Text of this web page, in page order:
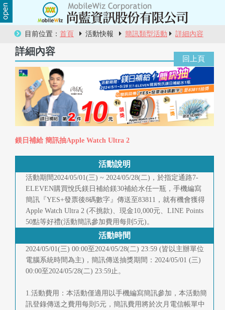
目前位置： 首頁 活動快報 簡訊類型活動 詳細內容
詳細內容
鎂日補給 簡訊抽Apple Watch Ultra 2
活動說明
活動期間2024/05/01(三) ~ 2024/05/28(二)，於指定通路7-
ELEVEN購買悅氏鎂日補給鎂30補給水任一瓶，手機編寫
簡訊『YES+發票後8碼數字』傳送至83811，就有機會獲得
Apple Watch Ultra 2 (不挑款)、現金10,000元、LINE Points
50點等好禮(活動簡訊參加費用每則5元)。
活動時間
2024/05/01(三) 00:00至2024/05/28(二) 23:59 (皆以主辦單位
電腦系統時間為主)，簡訊傳送抽獎期間：2024/05/01 (三)
00:00至2024/05/28(二) 23:59止。
1.活動費用：本活動僅適用以手機編寫簡訊參加，本活動簡
訊登錄傳送之費用每則5元，簡訊費用將於次月電信帳單中